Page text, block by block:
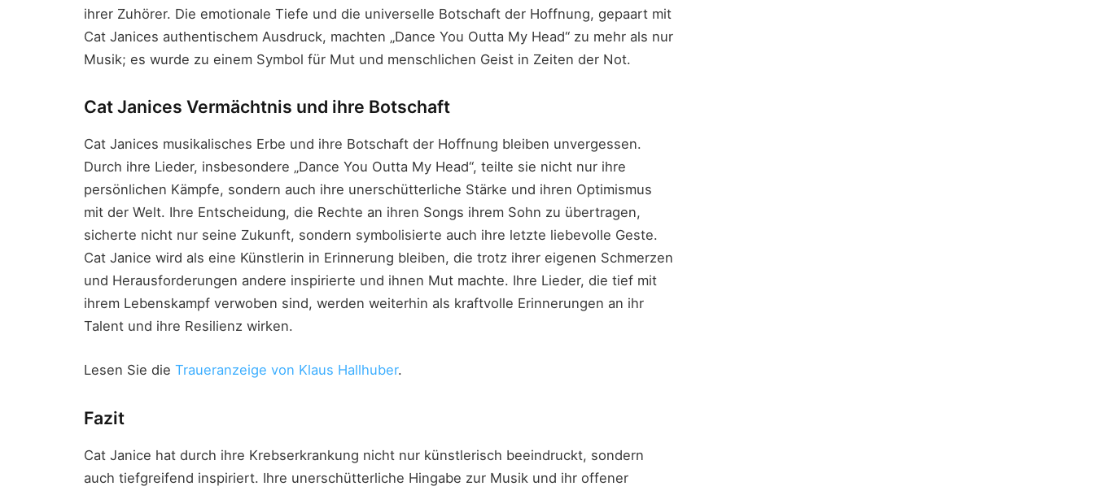
ihrer Zuhörer. Die emotionale Tiefe und die universelle Botschaft der Hoffnung, gepaart mit
Cat Janices authentischem Ausdruck, machten „Dance You Outta My Head“ zu mehr als nur
Musik; es wurde zu einem Symbol für Mut und menschlichen Geist in Zeiten der Not.
Cat Janices Vermächtnis und ihre Botschaft
Cat Janices musikalisches Erbe und ihre Botschaft der Hoffnung bleiben unvergessen.
Durch ihre Lieder, insbesondere „Dance You Outta My Head“, teilte sie nicht nur ihre
persönlichen Kämpfe, sondern auch ihre unerschütterliche Stärke und ihren Optimismus
mit der Welt. Ihre Entscheidung, die Rechte an ihren Songs ihrem Sohn zu übertragen,
sicherte nicht nur seine Zukunft, sondern symbolisierte auch ihre letzte liebevolle Geste.
Cat Janice wird als eine Künstlerin in Erinnerung bleiben, die trotz ihrer eigenen Schmerzen
und Herausforderungen andere inspirierte und ihnen Mut machte. Ihre Lieder, die tief mit
ihrem Lebenskampf verwoben sind, werden weiterhin als kraftvolle Erinnerungen an ihr
Talent und ihre Resilienz wirken.
Lesen Sie die Traueranzeige von Klaus Hallhuber.
Fazit
Cat Janice hat durch ihre Krebserkrankung nicht nur künstlerisch beeindruckt, sondern
auch tiefgreifend inspiriert. Ihre unerschütterliche Hingabe zur Musik und ihr offener